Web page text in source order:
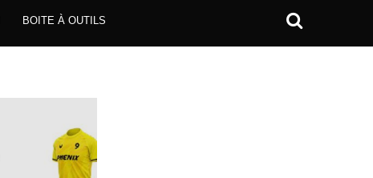
BOITE À OUTILS